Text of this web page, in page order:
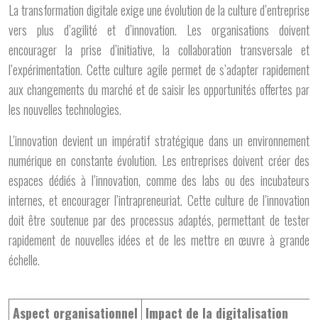
La transformation digitale exige une évolution de la culture d’entreprise
vers plus d’agilité et d’innovation. Les organisations doivent
encourager la prise d’initiative, la collaboration transversale et
l’expérimentation. Cette culture agile permet de s’adapter rapidement
aux changements du marché et de saisir les opportunités offertes par
les nouvelles technologies.
L’innovation devient un impératif stratégique dans un environnement
numérique en constante évolution. Les entreprises doivent créer des
espaces dédiés à l’innovation, comme des labs ou des incubateurs
internes, et encourager l’intrapreneuriat. Cette culture de l’innovation
doit être soutenue par des processus adaptés, permettant de tester
rapidement de nouvelles idées et de les mettre en œuvre à grande
échelle.
Aspect organisationnel Impact de la digitalisation